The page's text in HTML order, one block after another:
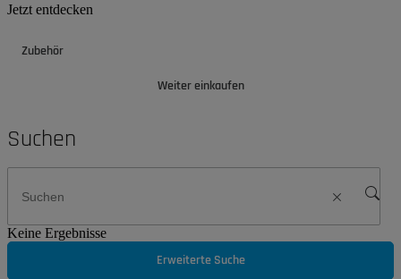
Jetzt entdecken
Zubehör
Weiter einkaufen
Suchen
Keine Ergebnisse
Erweiterte Suche